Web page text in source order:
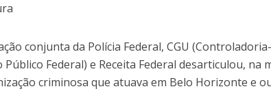
conjunta da Polícia Federal, CGU
Federal) e Receita Federal desarticulou, na
criminosa que atuava em Belo Horizonte e